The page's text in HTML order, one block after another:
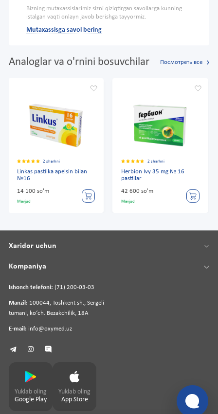
Bizning mutaxassislarimiz sizni qiziqtirgan savollarga kunning
istalgan vaqti onlayn javob berishga tayyormiz.
Mutaxassisga savol bering
Analoglar va o'rnini bosuvchilar Посмотреть все
2 sharhni
Linkas pastilka apelsin bilan
№16
14 100 so'm
Mavjud
2 sharhni
Herbion Ivy 35 mg № 16
pastillar
42 600 so'm
Mavjud
Ishonch telefoni: (71) 200-03-03
Manzil: 100044, Toshkent sh., Sergeli
tumani, koʻch. Bezakchilik, 18A
E-mail: info@oxymed.uz
Xaridor uchun
Kompaniya
Yuklab oling
Google Play
Yuklab oling
App Store